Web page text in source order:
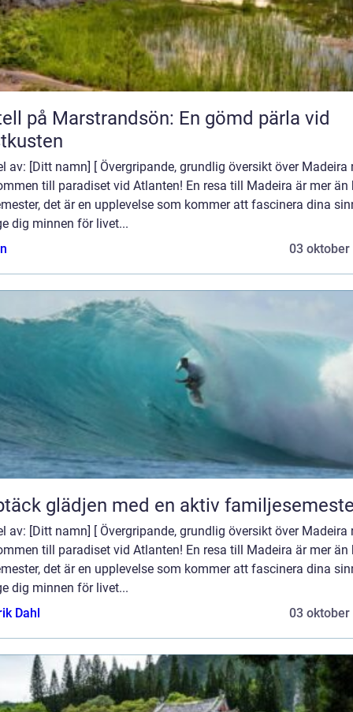
på Marstrandsön: En gömd pärla vid
av: [Ditt namn] [ Övergripande, grundlig översikt över Madeira
till paradiset vid Atlanten! En resa till Madeira är mer än
det är en upplevelse som kommer att fascinera dina
dig minnen för livet...
03 oktober
glädjen med en aktiv
av: [Ditt namn] [ Övergripande, grundlig översikt över Madeira
till paradiset vid Atlanten! En resa till Madeira är mer än
det är en upplevelse som kommer att fascinera dina
dig minnen för livet...
Dahl
03 oktober